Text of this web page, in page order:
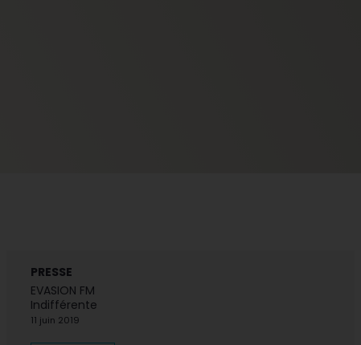
PRESSE
EVASION FM
Indifférente
11 juin 2019